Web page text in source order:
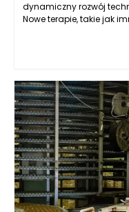
dynamiczny rozwój
Nowe terapie, takie jak
mogą przyczynić się do
modyfikacji
efekcie może
terapii, takich jak
kontekście onkologii w
możliwości podejścia
i zindywidualizowane.
Warszawie staje się
obciążające dla
podejścia są kluczowe
osiągać lepsze wyniki
skutkach ubocznych.